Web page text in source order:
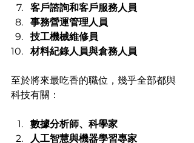
客戶諮詢和客戶服務人員
事務營運管理人員
技工機械維修員
材料紀錄人員與倉務人員
至於將來最吃香的職位，幾乎全部都與
科技有關：
數據分析師、科學家
人工智慧與機器學習專家